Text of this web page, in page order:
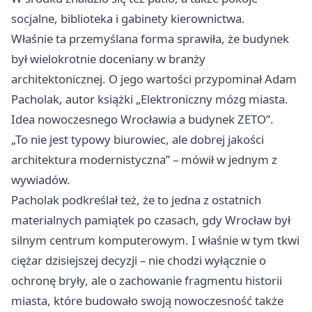
socjalne, biblioteka i gabinety kierownictwa.
Właśnie ta przemyślana forma sprawiła, że budynek
był wielokrotnie doceniany w branży
architektonicznej. O jego wartości przypominał Adam
Pacholak, autor książki „Elektroniczny mózg miasta.
Idea nowoczesnego Wrocławia a budynek ZETO”.
„To nie jest typowy biurowiec, ale dobrej jakości
architektura modernistyczna” – mówił w jednym z
wywiadów.
Pacholak podkreślał też, że to jedna z ostatnich
materialnych pamiątek po czasach, gdy Wrocław był
silnym centrum komputerowym. I właśnie w tym tkwi
ciężar dzisiejszej decyzji – nie chodzi wyłącznie o
ochronę bryły, ale o zachowanie fragmentu historii
miasta, które budowało swoją nowoczesność także